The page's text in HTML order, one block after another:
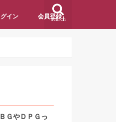
search
グイン 会員登録
ＧやＤＰＧっ